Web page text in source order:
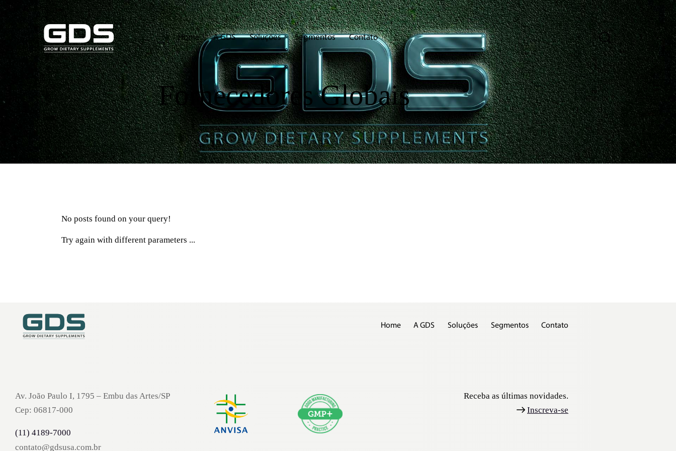
Home A GDS Soluções Segmentos Contato
Fornecedores Globais
No posts found on your query!
Try again with different parameters ...
Home A GDS Soluções Segmentos Contato
Av. João Paulo I, 1795 – Embu das Artes/SP
Cep: 06817-000
(11) 4189-7000
contato@gdsusa.com.br
Receba as últimas novidades.
Inscreva-se